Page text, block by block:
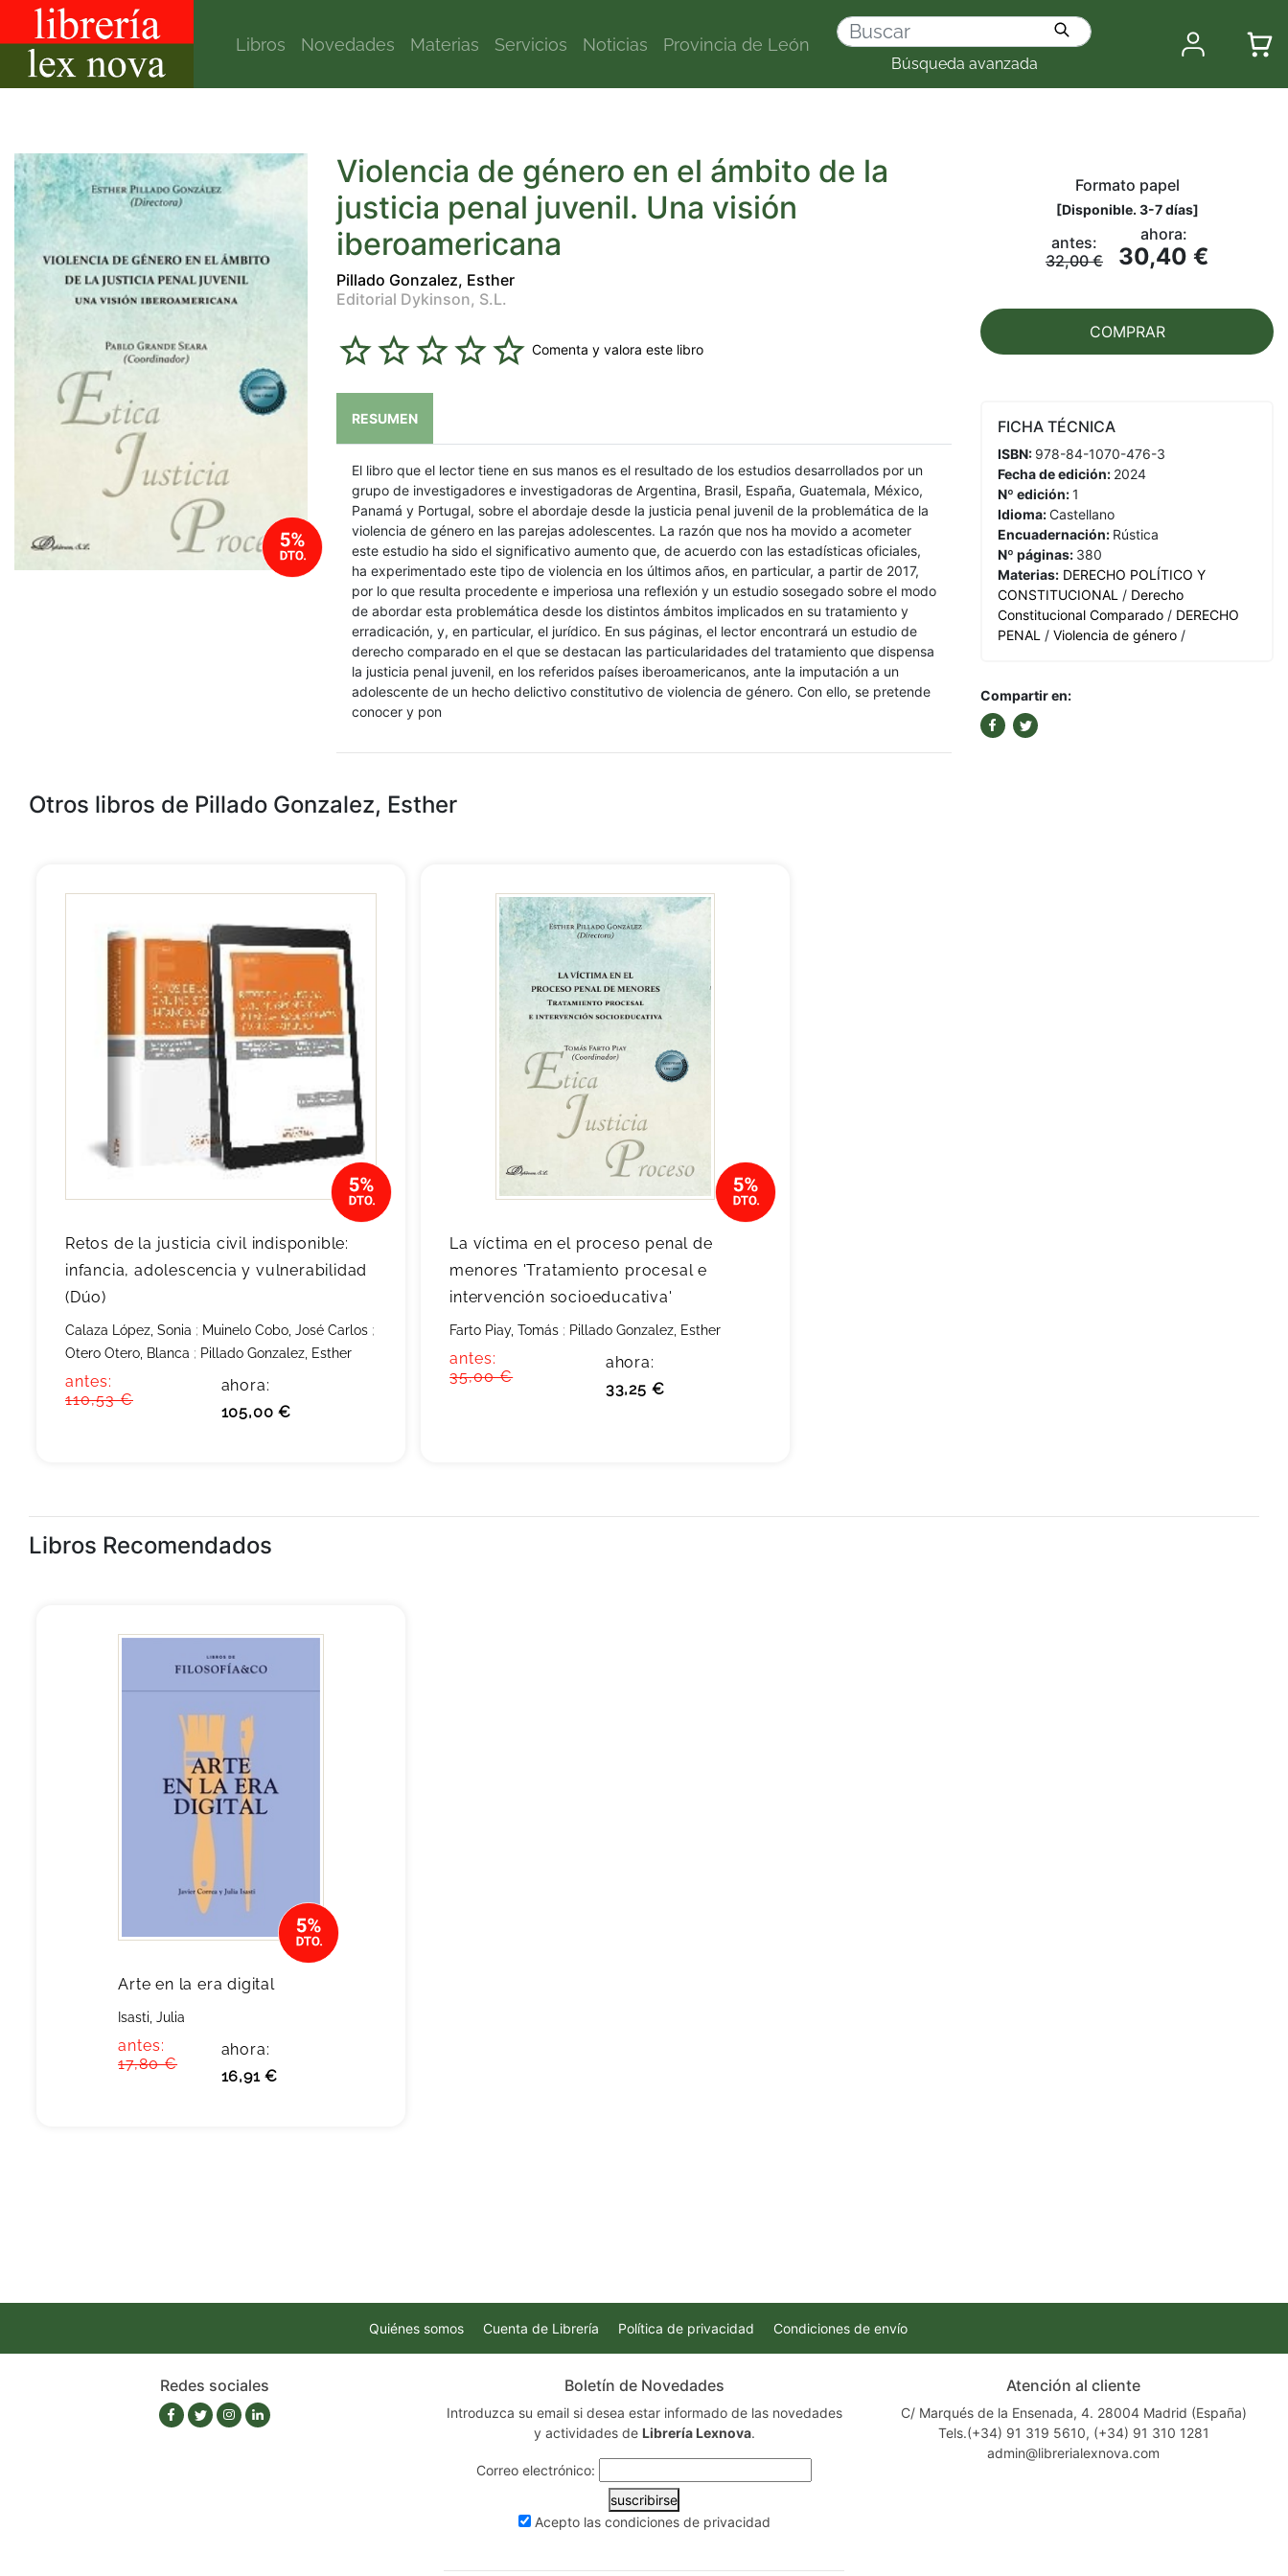
Libros Novedades Materias Servicios Noticias Provincia de León
Búsqueda avanzada
Violencia de género en el ámbito de la
justicia penal juvenil. Una visión
iberoamericana
Pillado Gonzalez, Esther
Editorial Dykinson, S.L.
Comenta y valora este libro
RESUMEN
El libro que el lector tiene en sus manos es el resultado de los estudios desarrollados por un
grupo de investigadores e investigadoras de Argentina, Brasil, España, Guatemala, México,
Panamá y Portugal, sobre el abordaje desde la justicia penal juvenil de la problemática de la
violencia de género en las parejas adolescentes. La razón que nos ha movido a acometer
este estudio ha sido el significativo aumento que, de acuerdo con las estadísticas oficiales,
ha experimentado este tipo de violencia en los últimos años, en particular, a partir de 2017,
por lo que resulta procedente e imperiosa una reflexión y un estudio sosegado sobre el modo
de abordar esta problemática desde los distintos ámbitos implicados en su tratamiento y
erradicación, y, en particular, el jurídico. En sus páginas, el lector encontrará un estudio de
derecho comparado en el que se destacan las particularidades del tratamiento que dispensa
la justicia penal juvenil, en los referidos países iberoamericanos, ante la imputación a un
adolescente de un hecho delictivo constitutivo de violencia de género. Con ello, se pretende
conocer y pon
Formato papel
[Disponible. 3-7 días]
antes:
32,00 €
ahora:
30,40 €
COMPRAR
FICHA TÉCNICA
ISBN: 978-84-1070-476-3
Fecha de edición: 2024
Nº edición:1
Idioma:Castellano
Encuadernación: Rústica
Nº páginas: 380
Materias: DERECHO POLÍTICO Y
CONSTITUCIONAL / Derecho
Constitucional Comparado / DERECHO
PENAL / Violencia de género /
Compartir en:
Otros libros de Pillado Gonzalez, Esther
Retos de la justicia civil indisponible:
infancia, adolescencia y vulnerabilidad
(Dúo)
Calaza López, Sonia ; Muinelo Cobo, José Carlos ;
Otero Otero, Blanca ; Pillado Gonzalez, Esther
antes:
110,53 €
ahora:
105,00 €
La víctima en el proceso penal de
menores 'Tratamiento procesal e
intervención socioeducativa'
Farto Piay, Tomás ; Pillado Gonzalez, Esther
antes:
35,00 €
ahora:
33,25 €
Libros Recomendados
Arte en la era digital
Isasti, Julia
antes:
17,80 €
ahora:
16,91 €
Quiénes somos Cuenta de Librería Política de privacidad Condiciones de envío
Redes sociales Boletín de Novedades
Introduzca su email si desea estar informado de las novedades
y actividades de Librería Lexnova.
Correo electrónico:
suscribirse
Acepto las condiciones de privacidad
Atención al cliente
C/ Marqués de la Ensenada, 4. 28004 Madrid (España)
Tels.(+34) 91 319 5610, (+34) 91 310 1281
admin@librerialexnova.com